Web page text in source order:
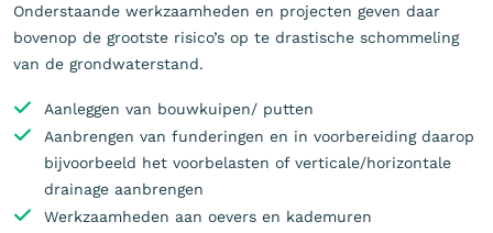
Onderstaande werkzaamheden en projecten geven daar
bovenop de grootste risico’s op te drastische schommeling
van de grondwaterstand.
Aanleggen van bouwkuipen/ putten
Aanbrengen van funderingen en in voorbereiding daarop
bijvoorbeeld het voorbelasten of verticale/horizontale
drainage aanbrengen
Werkzaamheden aan oevers en kademuren